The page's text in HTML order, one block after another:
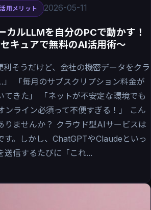
用メリット 2026-05-11
カルLLMを自分のPCで動かす！
キュアで無料のAI活用術〜
そうだけど、会社の機密データをクラ
「毎月のサブスクリプション料金が
てきた」 「ネットが不安定な環境でも
ンライン必須って不便すぎる！」 こん
りませんか？ クラウド型AIサービスは
す。しかし、ChatGPTやClaudeといっ
送信するたびに「これ...